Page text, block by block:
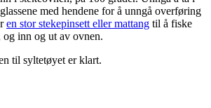
med hendene for å unngå overføring
en stor stekepinsett eller mattang til å fiske
og inn og ut av ovnen.
til syltetøyet er klart.